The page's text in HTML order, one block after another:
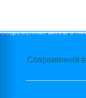
Современная
Previous